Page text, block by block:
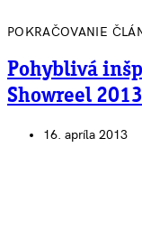
POKRAČOVANIE
Pohyblivá
Showreel 2013
16. apríla 2013